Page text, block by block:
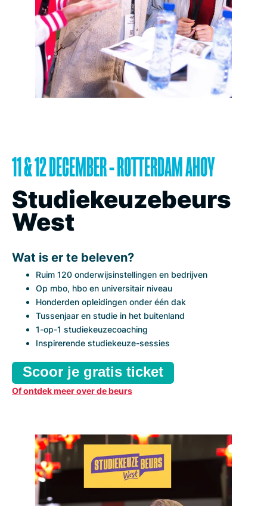
11 & 12 DECEMBER - ROTTERDAM AHOY
Studiekeuzebeurs
West
Wat is er te beleven?
Ruim 120 onderwijsinstellingen en bedrijven
Op mbo, hbo en universitair niveau
Honderden opleidingen onder één dak
Tussenjaar en studie in het buitenland
1-op-1 studiekeuzecoaching
Inspirerende studiekeuze-sessies
Scoor je gratis ticket
Of ontdek meer over de beurs